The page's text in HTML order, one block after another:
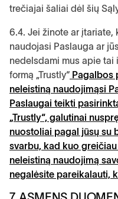
trečiajai šaliai dėl šių
6.4. Jei žinote ar įtariate,
naudojasi Paslauga ar
nedelsdami mus apie
formą „Trustly“ Pagalbos
neleistiną naudojimąsi
Paslaugai teikti
„Trustly“, galutinai
nuostoliai pagal jūsų su
svarbu, kad kuo
neleistiną naudojimą
negalėsite pareikalauti,